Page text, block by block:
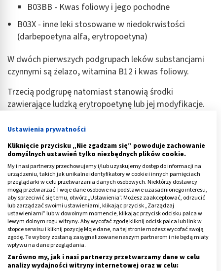
B03BB - Kwas foliowy i jego pochodne
B03X - inne leki stosowane w niedokrwistości
(darbepoetyna alfa, erytropoetyna)
W dwóch pierwszych podgrupach leków substancjami
czynnymi są żelazo, witamina B12 i kwas foliowy.
Trzecią podgrupę natomiast stanowią środki
zawierające ludzką erytropoetynę lub jej modyfikacje.
Jest to hormon stymulujący produkcję i namnażanie
czerwonych krwinek. Ich przyjmowane zaleca się przy
zaburzeniach pracy układu krwiotwórczego.
Reklama
Ustawienia prywatności
Kliknięcie przycisku „Nie zgadzam się” powoduje zachowanie
domyślnych ustawień tylko niezbędnych plików cookie.
My i nasi partnerzy przechowujemy i/lub uzyskujemy dostęp do informacji na
urządzeniu, takich jak unikalne identyfikatory w cookie i innych pamięciach
przeglądarki w celu przetwarzania danych osobowych. Niektórzy dostawcy
mogą przetwarzać Twoje dane osobowe na podstawie uzasadnionego interesu,
aby sprzeciwić się temu, otwórz „Ustawienia”. Możesz zaakceptować, odrzucić
lub zarządzać swoimi ustawieniami, klikając przycisk „Zarządzaj
ustawieniami” lub w dowolnym momencie, klikając przycisk odcisku palca w
lewym dolnym rogu witryny. Aby wycofać zgodę kliknij odcisk palca lub link w
stopce serwisu i kliknij pozycję Moje dane, na tej stronie możesz wycofać swoją
zgodę. Te wybory zostaną zasygnalizowane naszym partnerom i nie będą miały
wpływu na dane przeglądania.
Zarówno my, jak i nasi partnerzy przetwarzamy dane w celu
analizy wydajności witryny internetowej oraz w celu: